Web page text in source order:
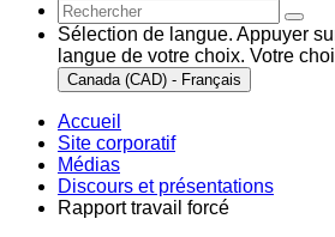
Sélection de langue. Appuyer
langue de votre choix. Votre
Canada (CAD) - Français
Accueil
Site corporatif
Médias
Discours et présentations
Rapport travail forcé